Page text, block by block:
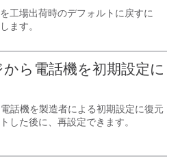
工場出荷時のデフォルトに戻すに
ます。
ら電話機を初期設定に
話機を製造者による初期設定に復元
した後に、再設定できます。